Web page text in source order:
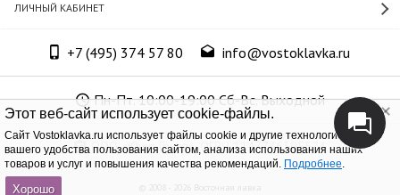
Этот веб-сайт использует cookie-файлы.
Cайт Vostoklavka.ru использует файлы cookie и другие технологии для
вашего удобства пользования сайтом, анализа использования наших
товаров и услуг и повышения качества рекомендаций. Подробнее.
Хорошо
ЛИЧНЫЙ КАБИНЕТ
+7 (495) 374 57 80 info@vostoklavka.ru
Пн-Пт. 10:00-19:00 Сб-Вс. Выходной
ООО «Юнит Групп», ОГРН 1147746305574